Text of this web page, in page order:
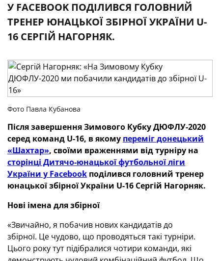
У FACEBOOK ПОДІЛИВСЯ ГОЛОВНИЙ
ТРЕНЕР ЮНАЦЬКОЇ ЗБІРНОЇ УКРАЇНИ U-
16 СЕРГІЙ НАГОРНЯК.
Фото Павла Кубанова
Після завершення Зимового Кубку ДЮФЛУ-2020
серед команд U-16, в якому переміг донецький
«Шахтар», своїми враженнями від турніру на
сторінці Дитячо-юнацької футбольної ліги
України у Facebook поділився головний тренер
юнацької збірної України U-16 Сергій Нагорняк.
Нові імена для збірної
«Звичайно, я побачив нових кандидатів до
збірної. Це чудово, що проводяться такі турніри.
Цього року тут підібралися чотири команди, які